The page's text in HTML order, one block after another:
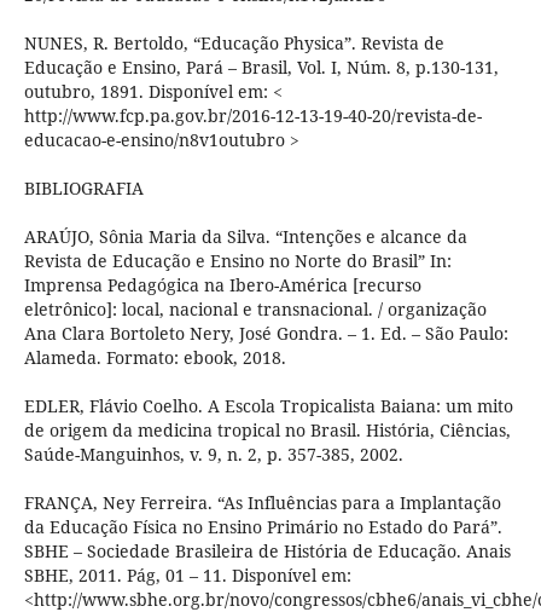
NUNES, R. Bertoldo, “Educação Physica”. Revista de
Educação e Ensino, Pará – Brasil, Vol. I, Núm. 8, p.130-131,
outubro, 1891. Disponível em: <
http://www.fcp.pa.gov.br/2016-12-13-19-40-20/revista-de-
educacao-e-ensino/n8v1outubro >
BIBLIOGRAFIA
ARAÚJO, Sônia Maria da Silva. “Intenções e alcance da
Revista de Educação e Ensino no Norte do Brasil” In:
Imprensa Pedagógica na Ibero-América [recurso
eletrônico]: local, nacional e transnacional. / organização
Ana Clara Bortoleto Nery, José Gondra. – 1. Ed. – São Paulo:
Alameda. Formato: ebook, 2018.
EDLER, Flávio Coelho. A Escola Tropicalista Baiana: um mito
de origem da medicina tropical no Brasil. História, Ciências,
Saúde-Manguinhos, v. 9, n. 2, p. 357-385, 2002.
FRANÇA, Ney Ferreira. “As Influências para a Implantação
da Educação Física no Ensino Primário no Estado do Pará”.
SBHE – Sociedade Brasileira de História de Educação. Anais
SBHE, 2011. Pág, 01 – 11. Disponível em:
<http://www.sbhe.org.br/novo/congressos/cbhe6/